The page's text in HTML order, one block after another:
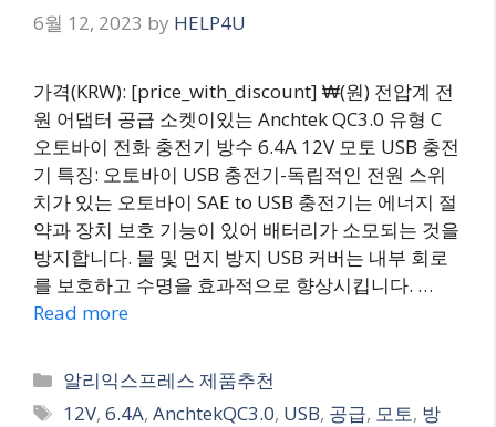
6월 12, 2023 by HELP4U
가격(KRW): [price_with_discount] ₩(원) 전압계 전
원 어댑터 공급 소켓이있는 Anchtek QC3.0 유형 C
오토바이 전화 충전기 방수 6.4A 12V 모토 USB 충전
기 특징: 오토바이 USB 충전기-독립적인 전원 스위
치가 있는 오토바이 SAE to USB 충전기는 에너지 절
약과 장치 보호 기능이 있어 배터리가 소모되는 것을
방지합니다. 물 및 먼지 방지 USB 커버는 내부 회로
를 보호하고 수명을 효과적으로 향상시킵니다. …
Read more
Categories
알리익스프레스 제품추천
Tags
12V,6.4A,AnchtekQC3.0, USB, 공급, 모토, 방